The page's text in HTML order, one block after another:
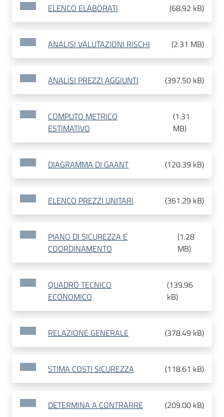
ELENCO ELABORATI (68.92 kB)
ANALISI VALUTAZIONI RISCHI (2.31 MB)
ANALISI PREZZI AGGIUNTI (397.50 kB)
COMPUTO METRICO
ESTIMATIVO
(1.31
MB)
DIAGRAMMA DI GAANT (120.39 kB)
ELENCO PREZZI UNITARI (361.29 kB)
PIANO DI SICUREZZA E
COORDINAMENTO
(1.28
MB)
QUADRO TECNICO
ECONOMICO
(139.96
kB)
RELAZIONE GENERALE (378.49 kB)
STIMA COSTI SICUREZZA (118.61 kB)
DETERMINA A CONTRARRE (209.00 kB)